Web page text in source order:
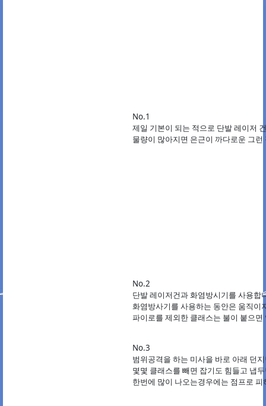
No.1
제일 기본이 되는 적으로 단발 레이저
물량이 많아지면 은근이 까다로운 그런
No.2
단발 레이저건과 화염방시기를 사용합
화염방사기를 사용하는 동안은 움직이
파이로를 제외한 클래스는 불이 붙으
No.3
범위공격을 하는 미사을 바로 아래 던
몇몇 클래스를 빼면 잡기도 힘들고 냅
한번에 많이 나오는경우에는 점프로